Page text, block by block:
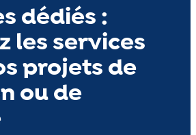
dédiés :
les services
projets de
ou de